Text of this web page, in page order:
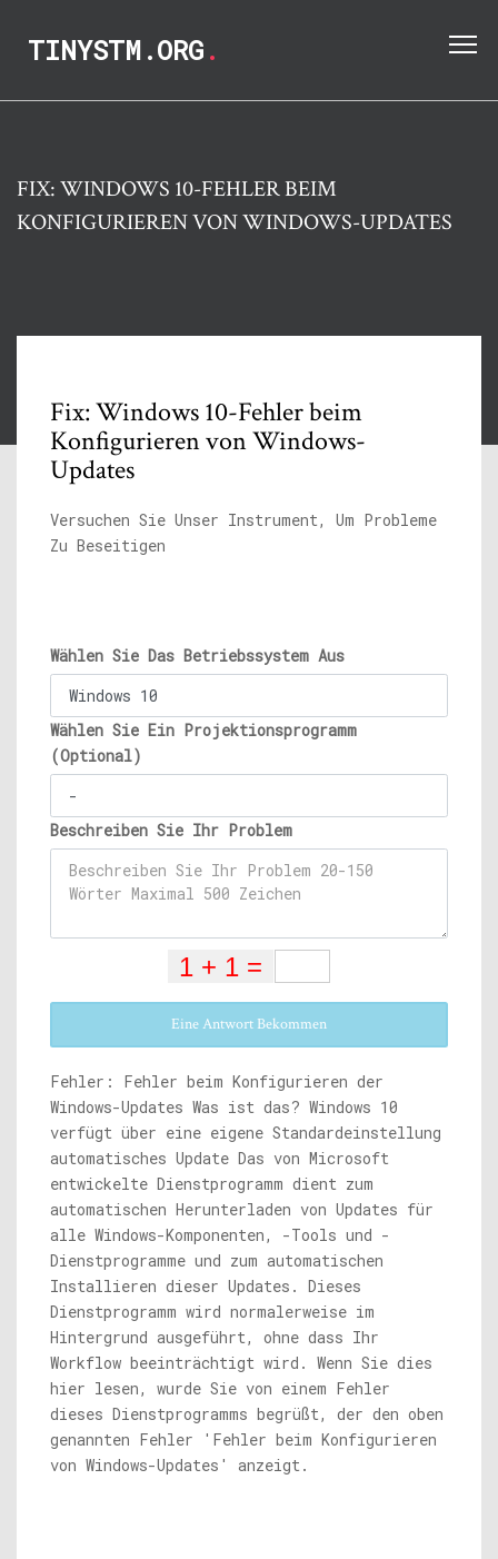
TINYSTM.ORG.
FIX: WINDOWS 10-FEHLER BEIM
KONFIGURIEREN VON WINDOWS-UPDATES
Fix: Windows 10-Fehler beim
Konfigurieren von Windows-
Updates
Versuchen Sie Unser Instrument, Um Probleme
Zu Beseitigen
Wählen Sie Das Betriebssystem Aus
Wählen Sie Ein Projektionsprogramm
(Optional)
Beschreiben Sie Ihr Problem
Eine Antwort Bekommen
Fehler: Fehler beim Konfigurieren der
Windows-Updates Was ist das? Windows 10
verfügt über eine eigene Standardeinstellung
automatisches Update Das von Microsoft
entwickelte Dienstprogramm dient zum
automatischen Herunterladen von Updates für
alle Windows-Komponenten, -Tools und -
Dienstprogramme und zum automatischen
Installieren dieser Updates. Dieses
Dienstprogramm wird normalerweise im
Hintergrund ausgeführt, ohne dass Ihr
Workflow beeinträchtigt wird. Wenn Sie dies
hier lesen, wurde Sie von einem Fehler
dieses Dienstprogramms begrüßt, der den oben
genannten Fehler 'Fehler beim Konfigurieren
von Windows-Updates' anzeigt.